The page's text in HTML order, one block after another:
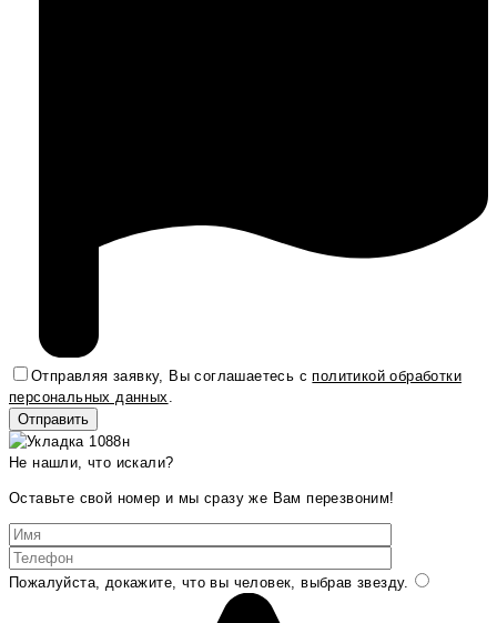
Отправляя заявку, Вы соглашаетесь сполитикой обработки
персональных данных
Не нашли, что искали?
Оставьте свой номер и мы сразу же Вам перезвоним!
Пожалуйста, докажите, что вы человек, выбрав звезду.